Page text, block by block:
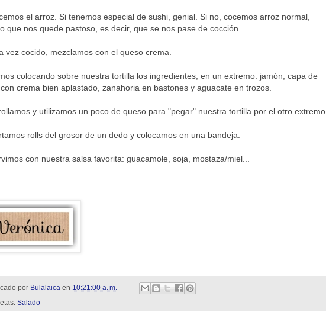
el arroz. Si tenemos especial de sushi, genial. Si no, cocemos arroz normal,
que nos quede pastoso, es decir, que se nos pase de cocción.
vez cocido, mezclamos con el queso crema.
colocando sobre nuestra tortilla los ingredientes, en un extremo: jamón, capa de
crema bien aplastado, zanahoria en bastones y aguacate en trozos.
y utilizamos un poco de queso para "pegar" nuestra tortilla por el otro extremo.
rolls del grosor de un dedo y colocamos en una bandeja.
con nuestra salsa favorita: guacamole, soja, mostaza/miel...
por Bulalaica en 10:21:00 a. m.
Salado